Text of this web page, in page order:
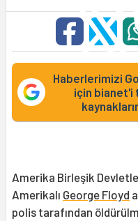
Haberlerimizi
için bianet'i
Amerika Birleşik
Amerikalı George Floyd
polis tarafından